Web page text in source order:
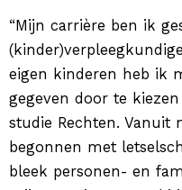
“Mijn carrière ben ik
eigen kinderen heb ik
gegeven door te
studie Rechten. Vanuit
begonnen met
bleek personen- en